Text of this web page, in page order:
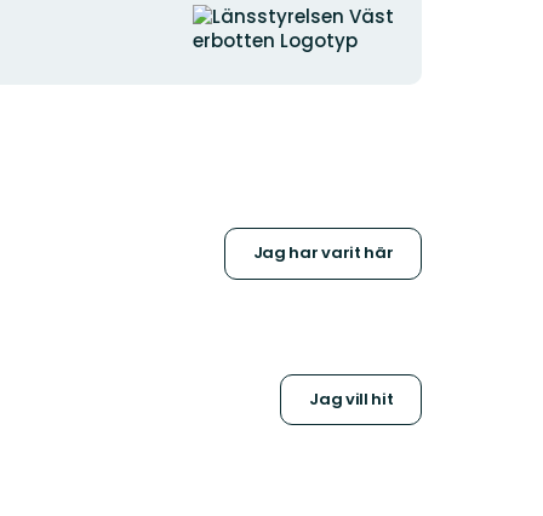
Organisationens
logotyp
Jag har varit här
Jag vill hit